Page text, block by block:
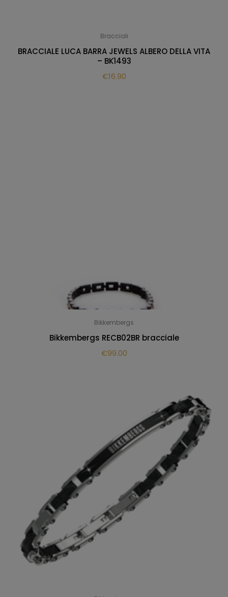
Bracciali
BRACCIALE LUCA BARRA JEWELS ALBERO DELLA VITA
– BK1493
€16.90
Bikkembergs
Bikkembergs RECB02BR bracciale
€99.00